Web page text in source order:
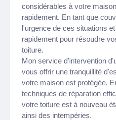
considérables à votre
rapidement. En tant que
l'urgence de ces situations
rapidement pour résoudre
toiture.
Mon service d'intervention
vous offrir une tranquillité
votre maison est protégée.
techniques de réparation
votre toiture est à nouveau
ainsi des intempéries.